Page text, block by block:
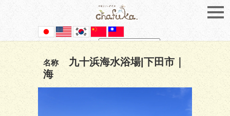
Powered by Translate
名称
九十浜海水浴場|下田市｜
海